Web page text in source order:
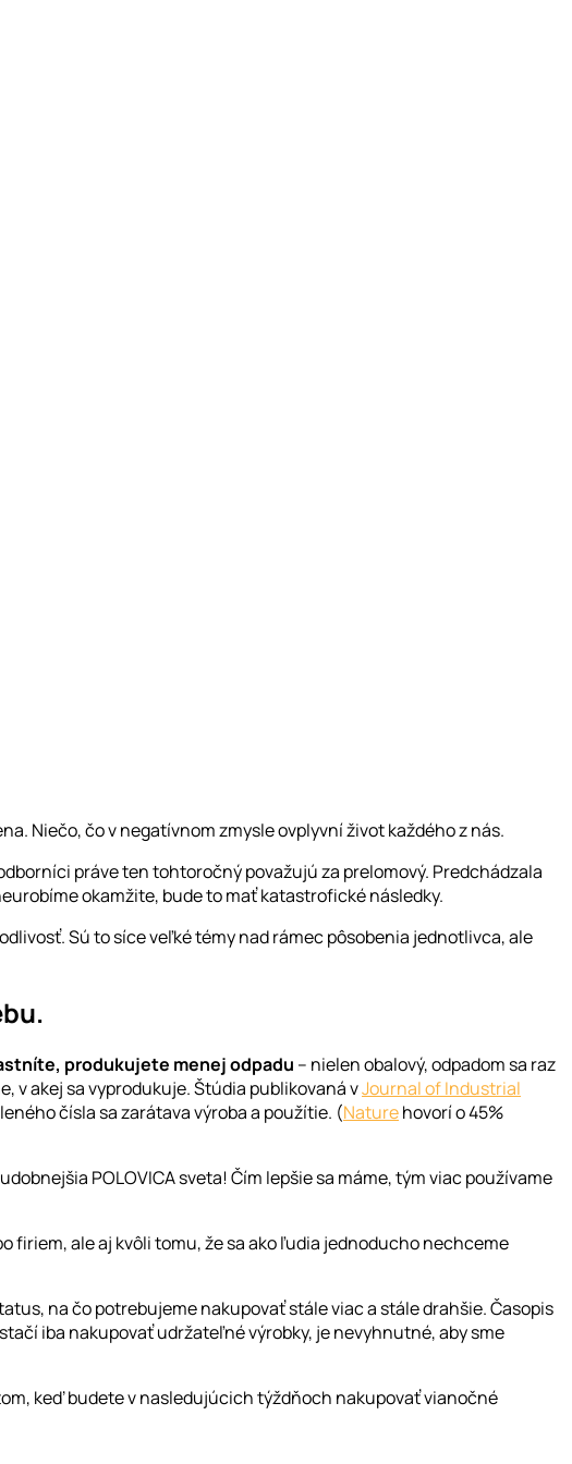
Niečo, čo v negatívnom zmysle ovplyvní život každého z nás.
práve ten tohtoročný považujú za prelomový. Predchádzala
okamžite, bude to mať katastrofické následky.
Sú to síce veľké témy nad rámec pôsobenia jednotlivca, ale
produkujete menej odpadu – nielen obalový, odpadom sa raz
v akej sa vyprodukuje. Štúdia publikovaná vJournal of Industrial
čísla sa zarátava výroba a použítie. (Naturehovorí o 45%
POLOVICA sveta! Čím lepšie sa máme, tým viac používame
firiem, ale aj kvôli tomu, že sa ako ľudia jednoducho nechceme
na čo potrebujeme nakupovať stále viac a stále drahšie. Časopis
iba nakupovať udržateľné výrobky, je nevyhnutné, aby sme
keď budete v nasledujúcich týždňoch nakupovať vianočné